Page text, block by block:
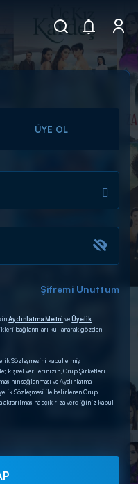
ÜYE OL
Şifremi Unuttum
Aydınlatma Metni veÜyelik
bağlantıları kullanarak gözden
Sözleşmesini kabul etmiş
kişisel verilerinizin, Grup Şirketleri
sağlanması ve Aydınlatma
Sözleşmesi ile belirlenen Grup
aktarılmasına açık rıza verdiğiniz kabul